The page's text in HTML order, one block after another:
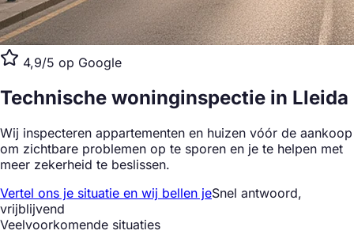
4,9/5 op Google
Technische woninginspectie in Lleida
Wij inspecteren appartementen en huizen vóór de aankoop
om zichtbare problemen op te sporen en je te helpen met
meer zekerheid te beslissen.
Vertel ons je situatie en wij bellen jeSnel antwoord,
vrijblijvend
Veelvoorkomende situaties